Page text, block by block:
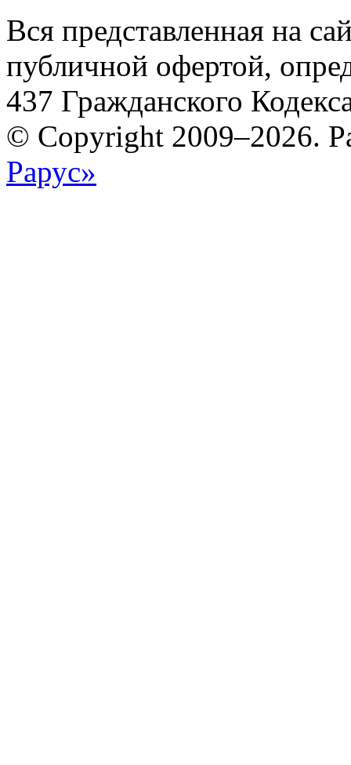
Вся представленная на
публичной офертой,
437 Гражданского
© Copyright 2009–2026.
Рарус»